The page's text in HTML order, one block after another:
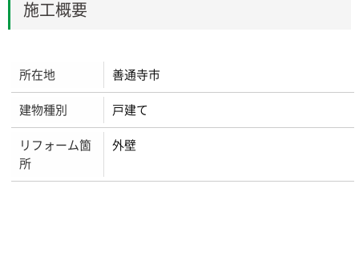
施工概要
所在地 善通寺市
建物種別 戸建て
リフォーム箇
所
外壁